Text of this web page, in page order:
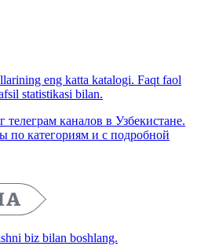
eng katta katalogi. Faqt faol
statistikasi bilan.
каналов в Узбекистане.
по категориям и с подробной
biz bilan boshlang.